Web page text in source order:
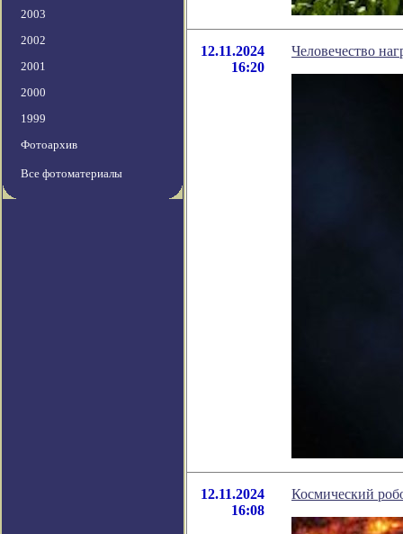
2003
2002
2001
2000
1999
Фотоархив
Все фотоматериалы
12.11.2024
16:20
Человечество
12.11.2024
16:08
Космический